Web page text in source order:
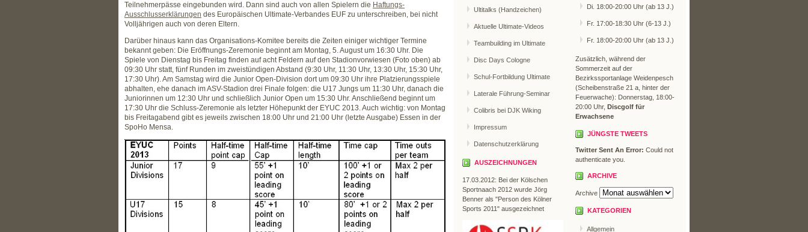
Teilnehmerpässe eingebunden wird. Dann sind auch von allen Spielern die Haftungs-
Ausschlusserklärungen des Europäischen Ultimate-Verbandes EUF zu unterschreiben, bei nicht
Volljährigen auch von deren Eltern.
Darüber hinaus kann das Organisations-Komitee bereits die Zeiten einiger wichtiger Termine
bekannt geben: Die Eröffnungs-Zeremonie beginnt am Montag, 5. August um 16:30 Uhr. Die
Spiele von Dienstag bis Freitag finden auf acht Feldern auf den Stadionvorwiesen (Foto oben) ab
09:30 Uhr statt, fünf Runden im zweistündigen Abstand (9:30 Uhr, 11:30 Uhr, 13:30 Uhr, 15:30 Uhr,
17:30 Uhr). Am Samstag wird die Junior Open-Division dort um 09:30 Uhr ihre Platzierungsspiele
abhalten, ehe danach im ASV-Stadion drei Finale folgen: die U17 Jungs um 11:30 Uhr, danach die
Juniorinnen um 12:30 Uhr und schließlich Junior Open um 15:30 Uhr. Anschließend beginnt um
17:30 Uhr die Schluss-Zeremonie als letzter Höhepunkt der EYUC 2013. Auch wichtig: von Montag
bis Freitagabend gibt es jeweils zwischen 18:00 Uhr und 21:00 Uhr (letzte Ausgabe) Essen in der
SpoHo Mensa.
Ultitalks (Handzeichen)
Aktuelle Ultimate-Videos
Teambuilding im Ultimate
Disc Days Cologne
Schul-Fortbildung Ultimate
Laterale Führung-Seminar
Colibris bei DJK Wiking
Impressum
Datenschutzerklärung
AUSZEICHNUNGEN
17.03.2012: Bei der Kölschen
Sportnaach 2012 wurde Jörg
Benner als "Person des Kölner
Sports 2011" ausgezeichnet
Di. 18:00-20:00 Uhr (ab 13 J.)
Fr. 17:00-18:30 Uhr (6-13 J.)
Fr. 18:00-20:00 Uhr (ab 13 J.)
Zusätzlich, während der
Sommerzeit auf der
Bezirkssportanlage Weidenpesch
(Scheibenstraße 21 a, hinter der
Feuerwache): Donnerstag, 18:00-
20:00 Uhr, Discgolf für
Erwachsene
JÜNGSTE TWEETS
Twitter Sent An Error: Could not
authenticate you.
ARCHIVE
Archive
KATEGORIEN
Allgemein